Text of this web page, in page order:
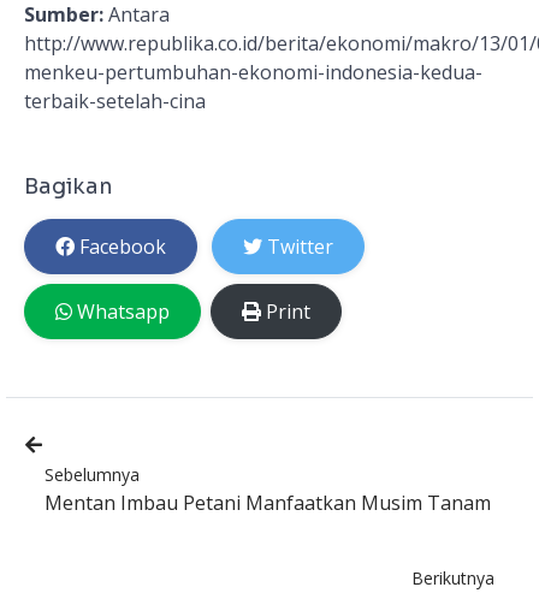
Sumber:Antara
http://www.republika.co.id/berita/ekonomi/makro/13/
menkeu-pertumbuhan-ekonomi-indonesia-kedua-
terbaik-setelah-cina
Bagikan
Facebook Twitter
Whatsapp Print
Sebelumnya
Mentan Imbau Petani Manfaatkan Musim Tanam
Berikutnya